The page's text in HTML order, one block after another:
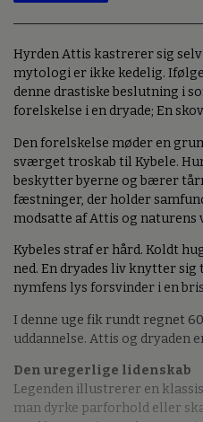
Hyrden Attis kastrerer sig
mytologi er ikke kedelig.
denne drastiske beslutning i
forelskelse i en dryade; En
Den forelskelse møder en
sværget troskab til Kybele.
beskytter byerne og bærer
fæstninger, der holder
modsatte af Attis og naturens
Kybeles straf er hård. Koldt
ned. En dryades liv knytter
nymfens lys forsvinder i en
I denne uge fik rundt regnet
uddannelse. Attis og dryaden
Den uregerlige lidenskab
Legenden illustrerer en
man dyrke parforhold eller